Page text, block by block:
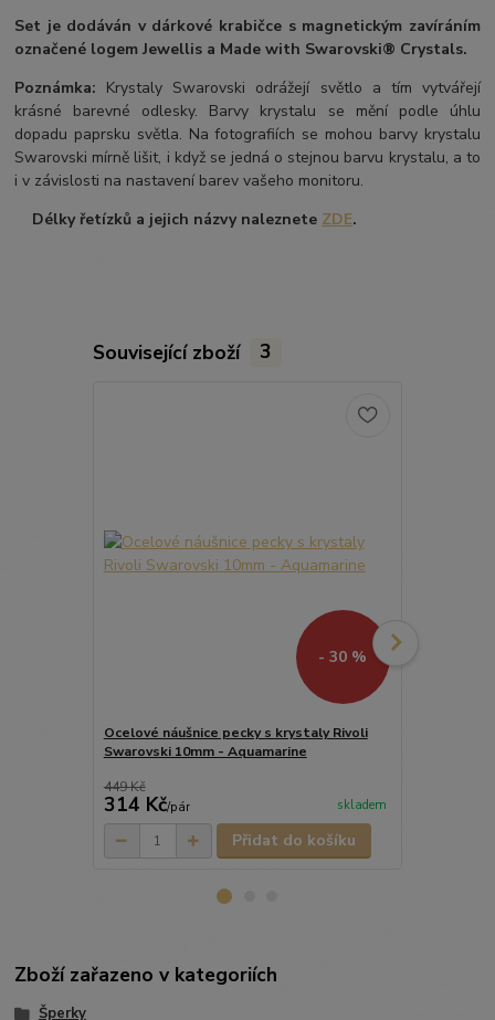
Set je dodáván v dárkové krabičce s magnetickým zavíráním
označené logem Jewellis a Made with Swarovski® Crystals.
Poznámka: Krystaly Swarovski odrážejí světlo a tím vytvářejí
krásné barevné odlesky. Barvy krystalu se mění podle úhlu
dopadu paprsku světla. Na fotografiích se mohou barvy krystalu
Swarovski mírně lišit, i když se jedná o stejnou barvu krystalu, a to
i v závislosti na nastavení barev vašeho monitoru.
Délky řetízků a jejich názvy naleznete ZDE.
Související zboží 3
- 30 %
Ocelové náušnice pecky s krystaly Rivoli
Swarovski 10mm - Aquamarine
449 Kč
314 Kč/pár skladem
Přidat do košíku
Zboží zařazeno v kategoriích
Šperky